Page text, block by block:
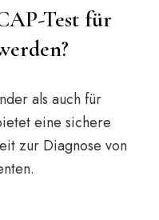
Test für
als auch für
eine sichere
zur Diagnose von